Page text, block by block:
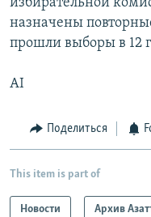
избирательной
назначены
прошли выборы в 12
AI
Поделиться
This item is part of
Новости Архив